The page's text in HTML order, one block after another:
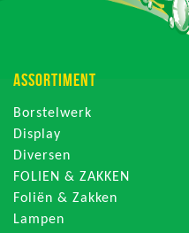
ASSORTIMENT
Borstelwerk
Display
Diversen
FOLIEN & ZAKKEN
Foliën & Zakken
Lampen